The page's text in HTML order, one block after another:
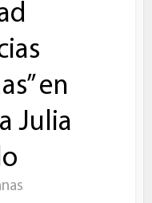
en
Julia